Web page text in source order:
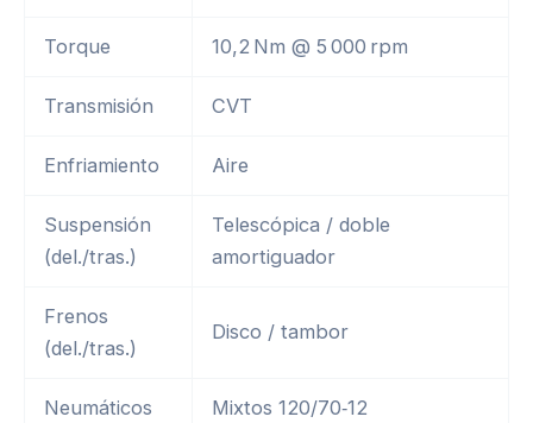
Torque 10,2 Nm @ 5 000 rpm
Transmisión CVT
Enfriamiento Aire
Suspensión
(del./tras.)
Telescópica / doble
amortiguador
Frenos
(del./tras.)
Disco / tambor
Neumáticos Mixtos 120/70‑12